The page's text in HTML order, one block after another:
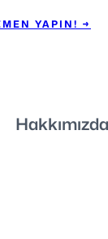
YAPIN! →
Hakkımızda